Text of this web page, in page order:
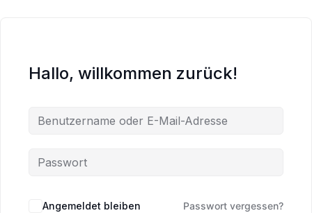
Hallo, willkommen zurück!
Angemeldet bleiben Passwort vergessen?